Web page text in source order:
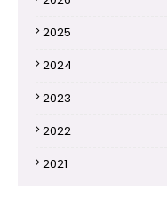
2025
2024
2023
2022
2021